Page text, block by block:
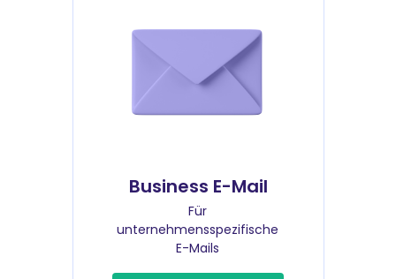
Business E-Mail
Für
unternehmensspezifische
E-Mails